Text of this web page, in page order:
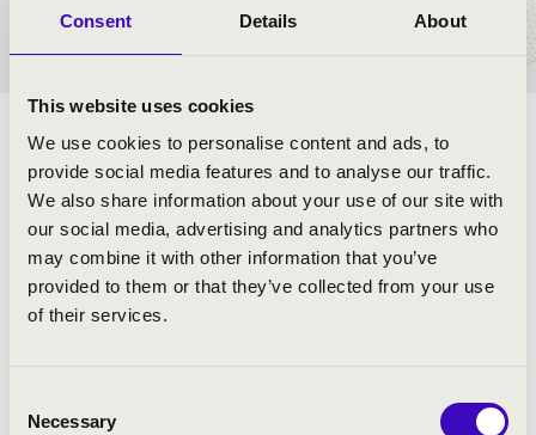
Consent Details About
This website uses cookies
We use cookies to personalise content and ads, to
provide social media features and to analyse our traffic.
We also share information about your use of our site with
our social media, advertising and analytics partners who
may combine it with other information that you’ve
provided to them or that they’ve collected from your use
of their services.
Selection
Necessary
ELŐADÓK:
Swing à la Django
Lombos Pál- nagybőgő
Seres Vilmos - klarinét
Dani János - szólógitár és hegedű
Dani Roland- basszusgitár